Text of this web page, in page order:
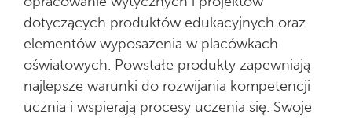
dotyczących produktów edukacyjnych oraz
elementów wyposażenia w placówkach
oświatowych. Powstałe produkty zapewniają
najlepsze warunki do rozwijania kompetencji
ucznia i wspierają procesy uczenia się. Swoje